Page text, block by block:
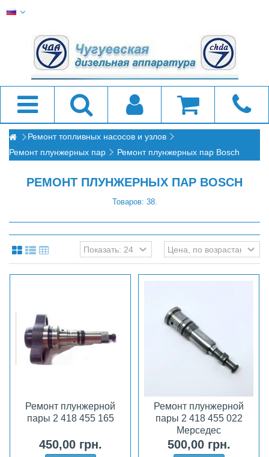
Ремонт топливных насосов и узлов
Ремонт плунжерных пар
Ремонт плунжерных пар Bosch
РЕМОНТ ПЛУНЖЕРНЫХ ПАР BOSCH
Товаров: 38.
Ремонт плунжерной
пары 2 418 455 165
450,00 грн.
Ремонт плунжерной
пары 2 418 455 022
Мерседес
500,00 грн.